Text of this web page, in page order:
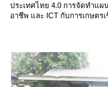
ประเทศไทย 4.0 การจัดทำแ
อาชีพ และ ICT กับการเกษตร